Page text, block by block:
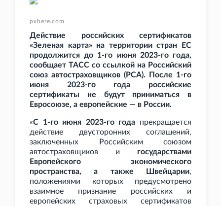
pxhere.com
Действие российских сертификатов
«Зеленая карта» на территории стран ЕС
продолжится до 1-го июня 2023-го года,
сообщает ТАСС со ссылкой на Российский
союз автостраховщиков (РСА). После 1-го
июня 2023-го года российские
сертификаты не будут приниматься в
Евросоюзе, а европейские — в России.
«С 1-го июня 2023-го года прекращается
действие двусторонних соглашений,
заключенных Российским союзом
автостраховщиков и государствами
Европейского экономического
пространства, а также Швейцарии,
положениями которых предусмотрено
взаимное признание российских и
европейских страховых сертификатов